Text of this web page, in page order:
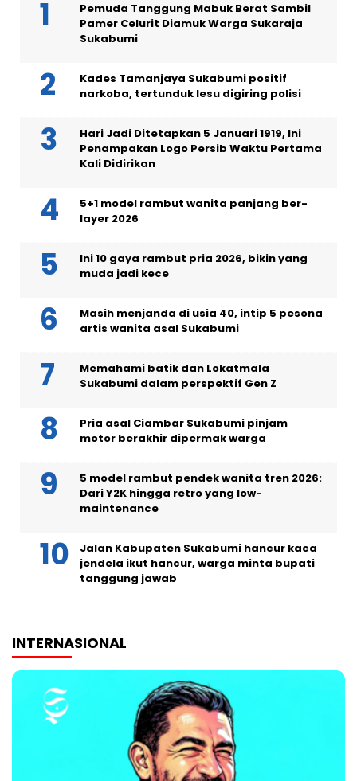
Pemuda Tanggung Mabuk Berat Sambil
Pamer Celurit Diamuk Warga Sukaraja
Sukabumi
Kades Tamanjaya Sukabumi positif
narkoba, tertunduk lesu digiring polisi
Hari Jadi Ditetapkan 5 Januari 1919, Ini
Penampakan Logo Persib Waktu Pertama
Kali Didirikan
5+1 model rambut wanita panjang ber-
layer 2026
Ini 10 gaya rambut pria 2026, bikin yang
muda jadi kece
Masih menjanda di usia 40, intip 5 pesona
artis wanita asal Sukabumi
Memahami batik dan Lokatmala
Sukabumi dalam perspektif Gen Z
Pria asal Ciambar Sukabumi pinjam
motor berakhir dipermak warga
5 model rambut pendek wanita tren 2026:
Dari Y2K hingga retro yang low-
maintenance
Jalan Kabupaten Sukabumi hancur kaca
jendela ikut hancur, warga minta bupati
tanggung jawab
INTERNASIONAL